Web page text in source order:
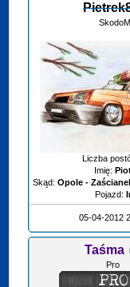
Liczba
Imię:
Skąd: Opole -
Pojazd:
05-04-2012
Taśma
Pro